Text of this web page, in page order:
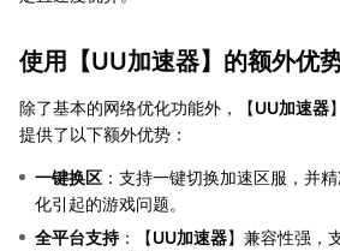
使用【UU加速器】的额外优
除了基本的网络优化功能外，【UU加速器
提供了以下额外优势：
一键换区 ：支持一键切换加速区服，并
化引起的游戏问题。
全平台支持：【UU加速器】兼容性强，